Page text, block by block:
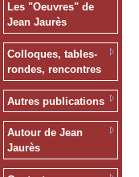
Les "Oeuvres" de
Jean Jaurès
Colloques, tables-
rondes, rencontres
Autres publications
Autour de Jean
Jaurès